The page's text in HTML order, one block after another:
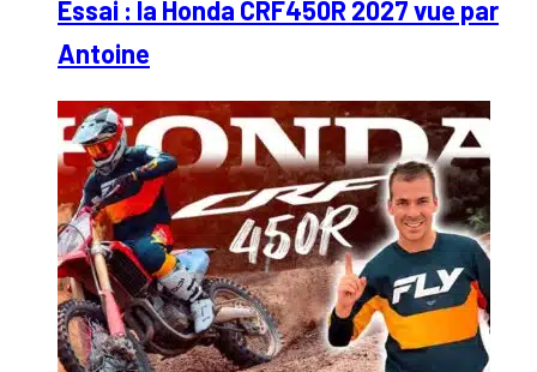
Essai : la Honda CRF450R 2027 vue par
Antoine